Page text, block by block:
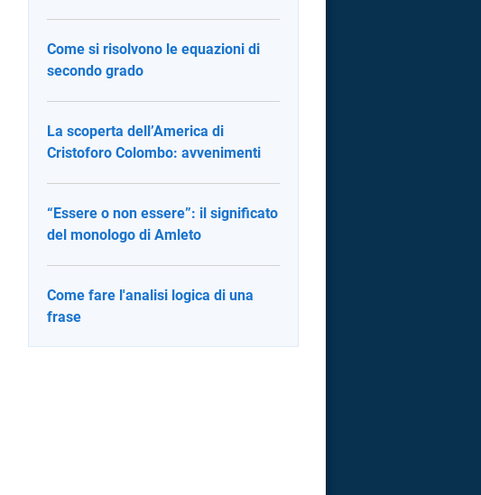
Come si risolvono le equazioni di
secondo grado
La scoperta dell’America di
Cristoforo Colombo: avvenimenti
“Essere o non essere”: il significato
del monologo di Amleto
Come fare l'analisi logica di una
frase